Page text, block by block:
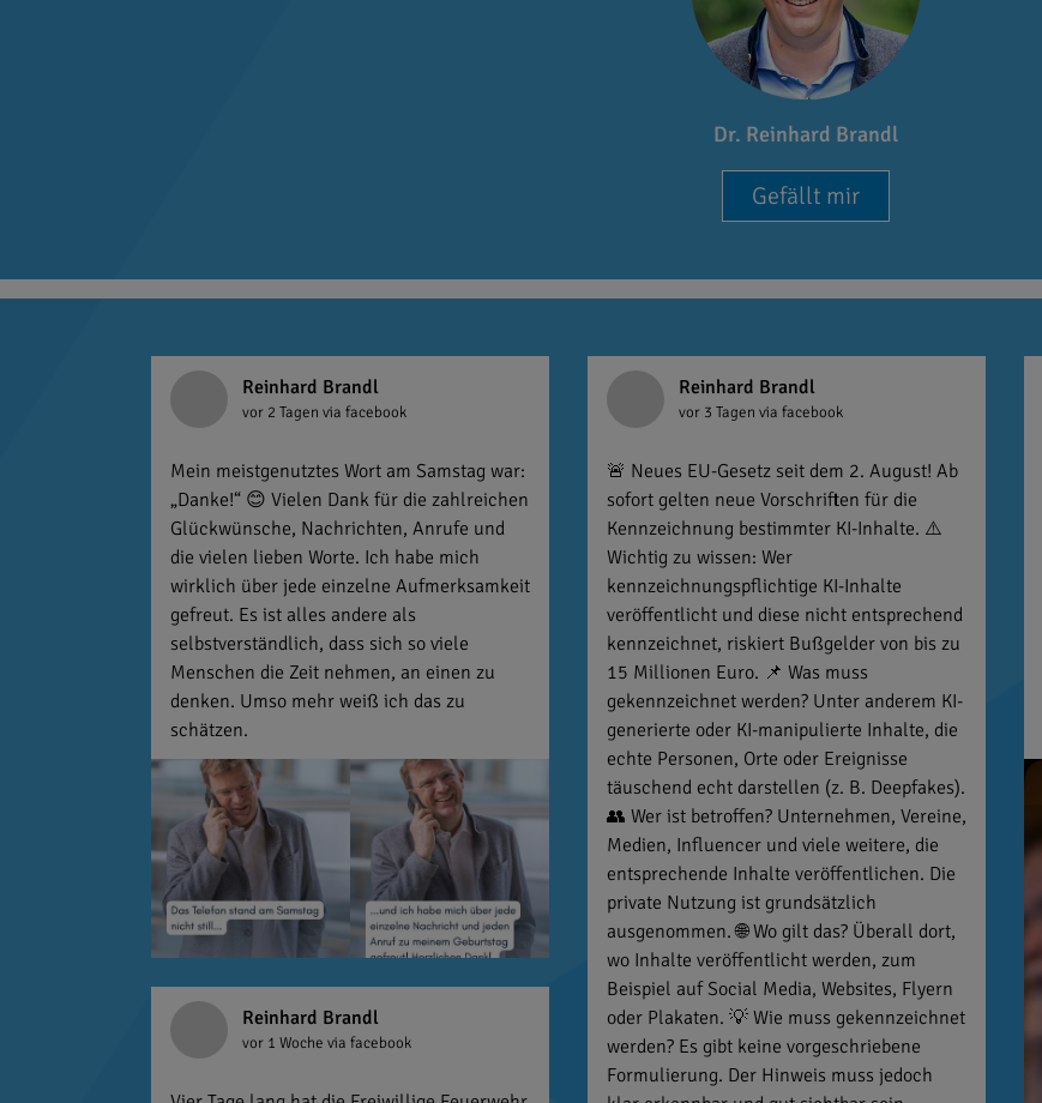
Dr. Reinhard Brandl
Gefällt mir
Reinhard Brandl
vor 2 Tagen via facebook
Mein meistgenutztes Wort am Samstag war:
„Danke!“ 😊 Vielen Dank für die zahlreichen
Glückwünsche, Nachrichten, Anrufe und
die vielen lieben Worte. Ich habe mich
wirklich über jede einzelne Aufmerksamkeit
gefreut. Es ist alles andere als
selbstverständlich, dass sich so viele
Menschen die Zeit nehmen, an einen zu
denken. Umso mehr weiß ich das zu
schätzen.
Reinhard Brandl
vor 3 Tagen via facebook
🚨 Neues EU-Gesetz seit dem 2. August! Ab
sofort gelten neue Vorschriften für die
Kennzeichnung bestimmter KI-Inhalte. ⚠️
Wichtig zu wissen: Wer
kennzeichnungspflichtige KI-Inhalte
veröffentlicht und diese nicht entsprechend
kennzeichnet, riskiert Bußgelder von bis zu
15 Millionen Euro. 📌 Was muss
gekennzeichnet werden? Unter anderem KI-
generierte oder KI-manipulierte Inhalte, die
echte Personen, Orte oder Ereignisse
täuschend echt darstellen (z. B. Deepfakes).
👥 Wer ist betroffen? Unternehmen, Vereine,
Medien, Influencer und viele weitere, die
entsprechende Inhalte veröffentlichen. Die
private Nutzung ist grundsätzlich
ausgenommen. 🌐 Wo gilt das? Überall dort,
wo Inhalte veröffentlicht werden, zum
Beispiel auf Social Media, Websites, Flyern
oder Plakaten. 💡 Wie muss gekennzeichnet
werden? Es gibt keine vorgeschriebene
Formulierung. Der Hinweis muss jedoch
Reinhard Brandl
vor 1 Woche via facebook